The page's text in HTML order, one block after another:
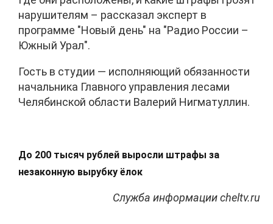
нарушителям – рассказал эксперт в
программе "Новый день" на "Радио России –
Южный Урал".
Гость в студии — исполняющий обязанности
начальника Главного управления лесами
Челябинской области Валерий Нигматуллин.
До 200 тысяч рублей выросли штрафы за
незаконную вырубку ёлок
Служба информации cheltv.ru